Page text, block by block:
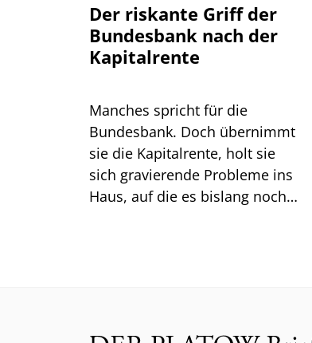
Der riskante Griff der
Bundesbank nach der
Kapitalrente
Manches spricht für die
Bundesbank. Doch übernimmt
sie die Kapitalrente, holt sie
sich gravierende Probleme ins
Haus, auf die es bislang noch